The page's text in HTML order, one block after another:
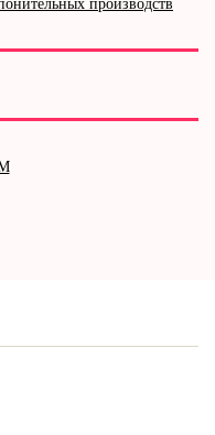
производств